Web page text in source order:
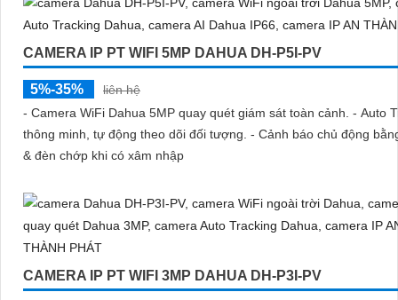
CAMERA IP PT WIFI 5MP DAHUA DH-P5I-PV
5%-35%
liên hệ
- Camera WiFi Dahua 5MP quay quét giám sát toàn cảnh. - Auto
thông minh, tự động theo dõi đối tượng. - Cảnh báo chủ động
& đèn chớp khi có xâm nhập
CAMERA IP PT WIFI 3MP DAHUA DH-P3I-PV